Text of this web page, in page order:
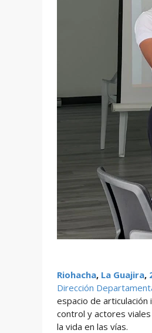
Riohacha, La Guajira,
Dirección
espacio de
control y actores
la vida en las vías.